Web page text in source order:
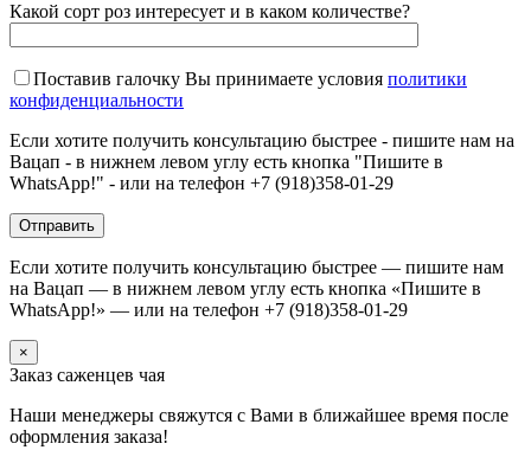
Какой сорт роз интересует и в каком количестве?
Поставив галочку Вы принимаете условия политики
конфиденциальности
Если хотите получить консультацию быстрее - пишите нам на
Вацап - в нижнем левом углу есть кнопка "Пишите в
WhatsApp!" - или на телефон +7 (918)358-01-29
Если хотите получить консультацию быстрее — пишите нам
на Вацап — в нижнем левом углу есть кнопка «Пишите в
WhatsApp!» — или на телефон +7 (918)358-01-29
×
Заказ саженцев чая
Наши менеджеры свяжутся с Вами в ближайшее время после
оформления заказа!